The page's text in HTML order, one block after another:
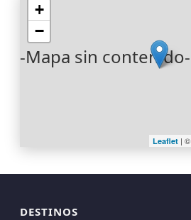
-Mapa sin contenido-
+
−
Leaflet| ©
DESTINOS